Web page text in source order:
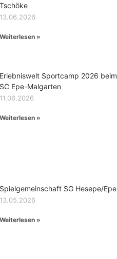
Tschöke
13.06.2026
Weiterlesen »
Erlebniswelt Sportcamp 2026 beim
SC Epe-Malgarten
11.06.2026
Weiterlesen »
Spielgemeinschaft SG Hesepe/Epe
13.05.2026
Weiterlesen »